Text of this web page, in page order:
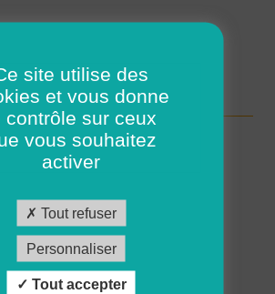
Sociale/Accompagnant Educatif
- Secteur de Plouzané - CDI
site utilise des
et vous donne
contrôle sur ceux
vous souhaitez
activer
Tout refuser
Personnaliser
Tout accepter